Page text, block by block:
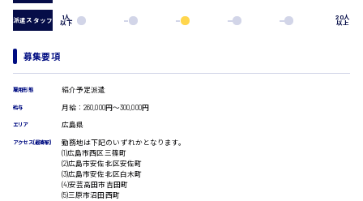
貿易事務
データ入力
一般事務
総務事務
経理事務
翻訳、通訳
IT・クリエイティブ系
DTPオペレーター
広島市西区
広島市安佐南区
時給1400円～
派遣スタッフ 1人
以下
20人
以上
募集要項
雇用形態 紹介予定派遣
給与 月給：260,000円～300,000円
エリア 広島県
アクセス(最寄駅)
勤務地は下記のいずれかとなります。
(1)広島市西区三篠町
(2)広島市安佐北区安佐町
(3)広島市安佐北区白木町
(4)安芸高田市吉田町
(5)三原市沼田西町